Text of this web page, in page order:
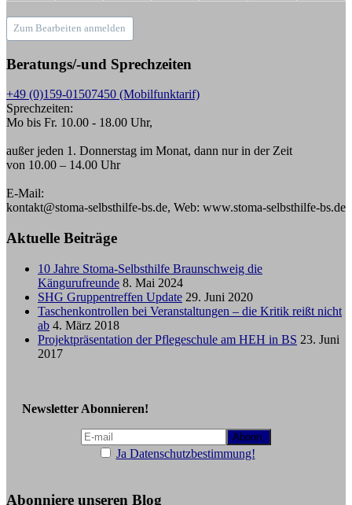
Zum Bearbeiten anmelden
Beratungs/-und Sprechzeiten
+49 (0)159-01507450 (Mobilfunktarif)
Sprechzeiten:
Mo bis Fr. 10.00 - 18.00 Uhr,
außer jeden 1. Donnerstag im Monat, dann nur in der Zeit
von 10.00 – 14.00 Uhr
E-Mail:
kontakt@stoma-selbsthilfe-bs.de, Web: www.stoma-selbsthilfe-bs.de
Aktuelle Beiträge
10 Jahre Stoma-Selbsthilfe Braunschweig die
Kängurufreunde 8. Mai 2024
SHG Gruppentreffen Update 29. Juni 2020
Taschenkontrollen bei Veranstaltungen – die Kritik reißt nicht
ab 4. März 2018
Projektpräsentation der Pflegeschule am HEH in BS 23. Juni
2017
Newsletter Abonnieren!
Ja Datenschutzbestimmung!
Abonniere unseren Blog